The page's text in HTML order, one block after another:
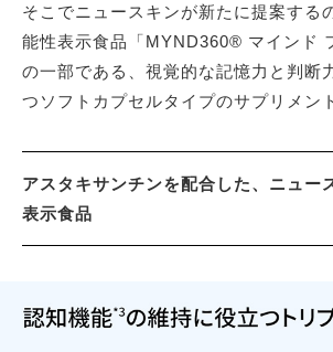
そこでニュースキンが新たに提案する
能性表示食品「MYND360® マインド
の一部である、視覚的な記憶力と判断
つソフトカプセルタイプのサプリメン
アスタキサンチンを配合した、ニュー
表示食品